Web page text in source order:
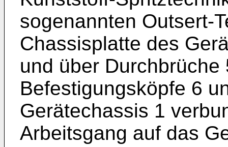
sogenannten Outsert-
Chassisplatte des
und über
Befestigungsköpfe 6
Gerätechassis 1
Arbeitsgang auf das